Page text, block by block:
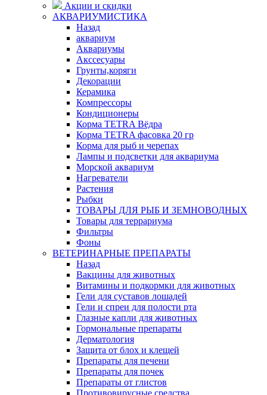
Акции и скидки
АКВАРИУМИСТИКА
Назад
аквариум
Аквариумы
Акссесуары
Грунты,коряги
Декорации
Керамика
Компрессоры
Кондиционеры
Корма TETRA Вёдра
Корма TETRA фасовка 20 гр
Корма для рыб и черепах
Лампы и подсветки для аквариума
Морской аквариум
Нагреватели
Растения
Рыбки
ТОВАРЫ ДЛЯ РЫБ И ЗЕМНОВОДНЫХ
Товары для террариума
Фильтры
Фоны
ВЕТЕРИНАРНЫЕ ПРЕПАРАТЫ
Назад
Вакцины для животных
Витамины и подкормки для животных
Гели для суставов лошадей
Гели и спреи для полости рта
Глазные капли для животных
Гормональные препараты
Дерматология
Защита от блох и клещей
Препараты для печени
Препараты для почек
Препараты от глистов